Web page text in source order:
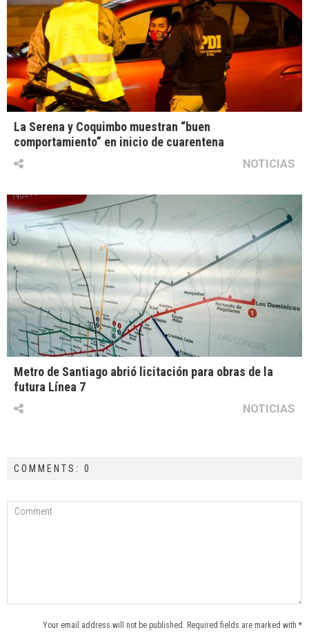
La Serena y Coquimbo muestran “buen
comportamiento” en inicio de cuarentena
NOTICIAS
Metro de Santiago abrió licitación para obras de la
futura Línea 7
NOTICIAS
COMMENTS: 0
Your email address will not be published. Required fields are marked with *